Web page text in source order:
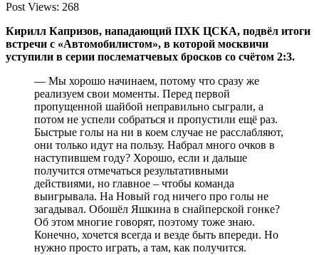
Post Views: 268
Кирилл Капризов, нападающий ПХК ЦСКА, подвёл итоги
встречи с «Автомобилистом», в которой москвичи
уступили в серии послематчевых бросков со счётом 2:3.
— Мы хорошо начинаем, потому что сразу же
реализуем свои моменты. Перед первой
пропущенной шайбой неправильно сыграли, а
потом не успели собраться и пропустили ещё раз.
Быстрые голы на ни в коем случае не расслабляют,
они только идут на пользу. Набрал много очков в
наступившем году? Хорошо, если и дальше
получится отмечаться результативными
действиями, но главное – чтобы команда
выигрывала. На Новый год ничего про голы не
загадывал. Обошёл Яшкина в снайперской гонке?
Об этом многие говорят, поэтому тоже знаю.
Конечно, хочется всегда и везде быть впереди. Но
нужно просто играть, а там, как получится.